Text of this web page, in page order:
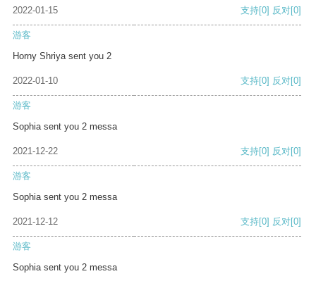
2022-01-15 支持[0] 反对[0]
游客
Horny Shriya sent you 2
2022-01-10 支持[0] 反对[0]
游客
Sophia sent you 2 messa
2021-12-22 支持[0] 反对[0]
游客
Sophia sent you 2 messa
2021-12-12 支持[0] 反对[0]
游客
Sophia sent you 2 messa